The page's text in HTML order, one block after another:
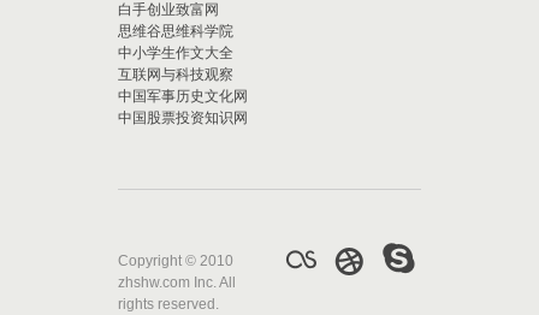
白手创业致富网
思维谷思维科学院
中小学生作文大全
互联网与科技观察
中国军事历史文化网
中国股票投资知识网
Copyright © 2010
zhshw.com Inc. All
rights reserved.